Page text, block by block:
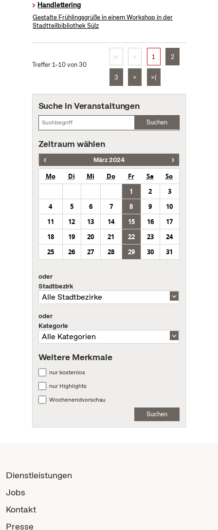
Handlettering
Gestalte Frühlingsgrüße in einem Workshop in der
Stadtteilbibliothek Sülz
Treffer 1–10 von 30
|< < 1 2
3 > >|
Suche in Veranstaltungen
Suchen
Zeitraum wählen
März 2024
Mo Di Mi Do Fr Sa
So
1
2
3
4
5 6 7 8 9
10
11
12 13 14 15 16
17
18
19 20 21 22 23
24
25
26 27 28 29 30 31
oder
Stadtbezirk
oder
Kategorie
Weitere Merkmale
nur kostenlos
nur Highlights
Wochenendvorschau
Suchen
Dienstleistungen
Jobs
Kontakt
Presse